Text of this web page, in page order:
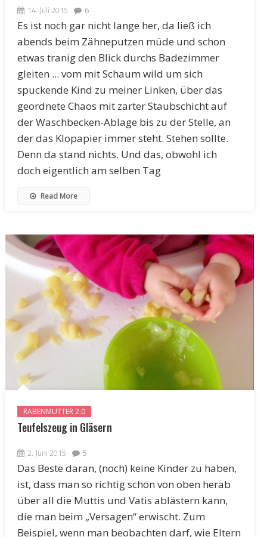
14. Juli 2015 6
Es ist noch gar nicht lange her, da ließ ich
abends beim Zähneputzen müde und schon
etwas tranig den Blick durchs Badezimmer
gleiten ... vom mit Schaum wild um sich
spuckende Kind zu meiner Linken, über das
geordnete Chaos mit zarter Staubschicht auf
der Waschbecken-Ablage bis zu der Stelle, an
der das Klopapier immer steht. Stehen sollte.
Denn da stand nichts. Und das, obwohl ich
doch eigentlich am selben Tag
Read More
RABENMUTTER 2.0
Teufelszeug in Gläsern
2. Juni 2015 5
Das Beste daran, (noch) keine Kinder zu haben,
ist, dass man so richtig schön von oben herab
über all die Muttis und Vatis ablästern kann,
die man beim „Versagen“ erwischt. Zum
Beispiel, wenn man beobachten darf, wie Eltern